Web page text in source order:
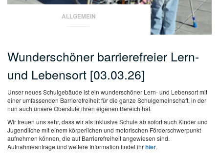
ALLGEMEIN
Wunderschöner barrierefreier Lern-
und Lebensort [03.03.26]
Unser neues Schulgebäude ist ein wunderschöner Lern- und Lebensort mit
einer umfassenden Barrierefreiheit für die ganze Schulgemeinschaft, in der
nun auch unsere Oberstufe ihren eigenen Bereich hat.
Wir freuen uns sehr, dass wir als inklusive Schule ab sofort auch Kinder und
Jugendliche mit einem körperlichen und motorischen Förderschwerpunkt
aufnehmen können, die auf Barrierefreiheit angewiesen sind.
Aufnahmeanträge und weitere Information findet ihrhier.